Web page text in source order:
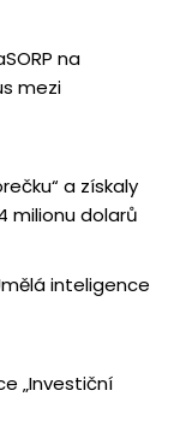
na
mezi
a získaly
milionu dolarů
inteligence
„Investiční